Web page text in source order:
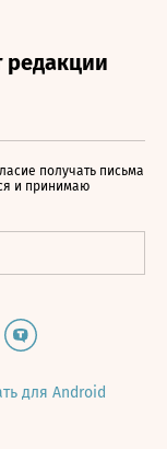
получать письма
и принимаю
для Android